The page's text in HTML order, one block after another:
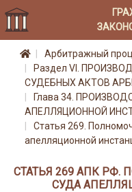
Арбитражный
Раздел VI.
СУДЕБНЫХ АКТОВ
Глава 34.
АПЕЛЛЯЦИОННОЙ
Статья 269.
апелляционной
СТАТЬЯ 269 АПК
СУДА